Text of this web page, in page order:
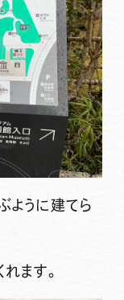
ように建てら
ます。